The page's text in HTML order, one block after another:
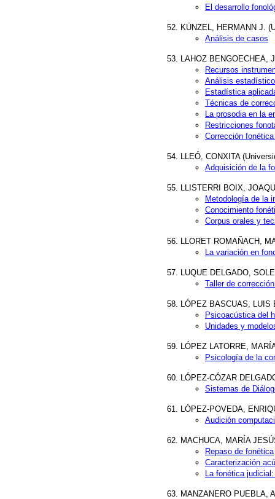
El desarrollo
KÜNZEL, HERMANN J.
Análisis de casos
LAHOZ BENGOECHEA,
Recursos
Análisis
Estadística
Técnicas de
La prosodia en la
Restricciones
Corrección
LLEÓ, CONXITA
Adquisición de la
LLISTERRI BOIX,
Metodología de la
Conocimiento
Corpus orales y
LLORET ROMAÑACH,
La variación en
LUQUE DELGADO,
Taller de
LÓPEZ BASCUAS, LUIS
Psicoacústica del
Unidades y
LÓPEZ LATORRE,
Psicología de la
LÓPEZ-CÓZAR
Sistemas de
LÓPEZ-POVEDA,
Audición
MACHUCA, MARÍA
Repaso de fonética
Caracterización
La fonética
MANZANERO PUEBLA,